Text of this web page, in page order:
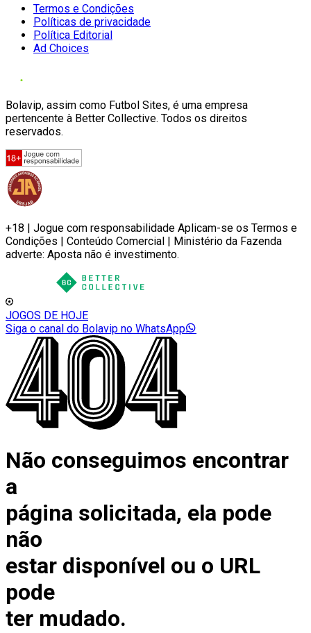
Termos e Condições
Políticas de privacidade
Política Editorial
Ad Choices
Bolavip, assim como Futbol Sites, é uma empresa
pertencente à Better Collective. Todos os direitos
reservados.
+18 | Jogue com responsabilidade Aplicam-se os Termos e
Condições | Conteúdo Comercial | Ministério da Fazenda
adverte: Aposta não é investimento.
JOGOS DE HOJE
Siga o canal do Bolavip no WhatsApp
Não conseguimos encontrar
a
página solicitada, ela pode
não
estar disponível ou o URL
pode
ter mudado.